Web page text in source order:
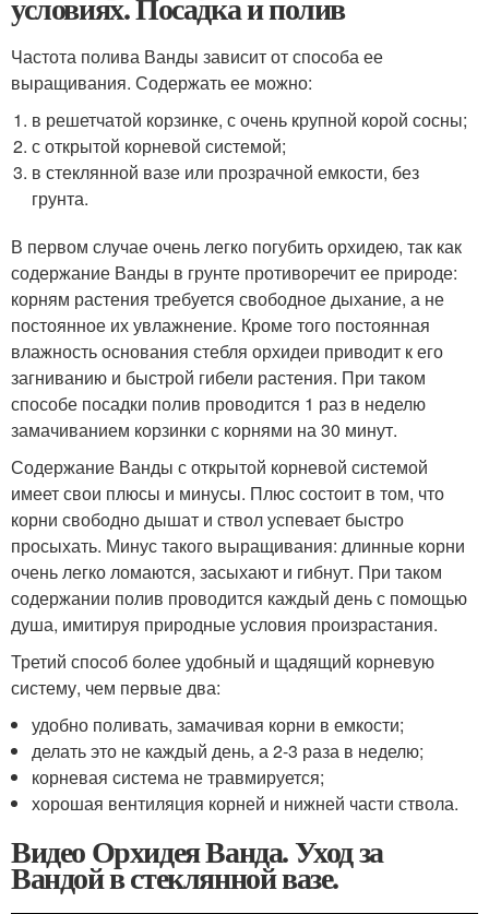
Частота полива Ванды зависит от способа ее
выращивания. Содержать ее можно:
в решетчатой корзинке, с очень крупной корой сосны;
с открытой корневой системой;
в стеклянной вазе или прозрачной емкости, без
грунта.
В первом случае очень легко погубить орхидею, так как
содержание Ванды в грунте противоречит ее природе:
корням растения требуется свободное дыхание, а не
постоянное их увлажнение. Кроме того постоянная
влажность основания стебля орхидеи приводит к его
загниванию и быстрой гибели растения. При таком
способе посадки полив проводится 1 раз в неделю
замачиванием корзинки с корнями на 30 минут.
Содержание Ванды с открытой корневой системой
имеет свои плюсы и минусы. Плюс состоит в том, что
корни свободно дышат и ствол успевает быстро
просыхать. Минус такого выращивания: длинные корни
очень легко ломаются, засыхают и гибнут. При таком
содержании полив проводится каждый день с помощью
душа, имитируя природные условия произрастания.
Третий способ более удобный и щадящий корневую
систему, чем первые два:
удобно поливать, замачивая корни в емкости;
делать это не каждый день, а 2-3 раза в неделю;
корневая система не травмируется;
хорошая вентиляция корней и нижней части ствола.
Видео Орхидея Ванда. Уход за
Вандой в стеклянной вазе.